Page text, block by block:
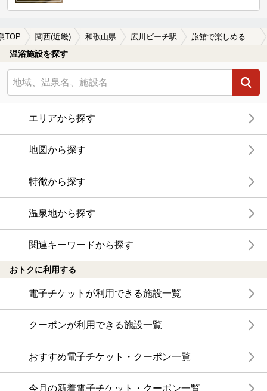
TOP 関西(近畿) 和歌山県 広川ビーチ駅 旅館で楽しめる広川ビーチ駅近くの温泉、日帰り温泉、スーパー銭湯おすすめ
温浴施設を探す
エリアから探す
地図から探す
特徴から探す
温泉地から探す
関連キーワードから探す
おトクに利用する
電子チケットが利用できる施設一覧
クーポンが利用できる施設一覧
おすすめ電子チケット・クーポン一覧
今月の新着電子チケット・クーポン一覧